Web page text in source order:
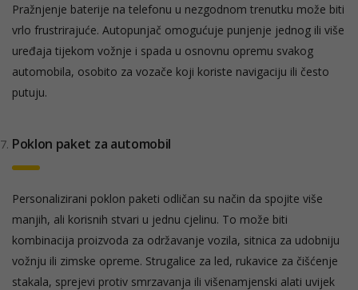
Pražnjenje baterije na telefonu u nezgodnom trenutku može biti
vrlo frustrirajuće. Autopunjač omogućuje punjenje jednog ili više
uređaja tijekom vožnje i spada u osnovnu opremu svakog
automobila, osobito za vozače koji koriste navigaciju ili često
putuju.
Poklon paket za automobil
Personalizirani poklon paketi odličan su način da spojite više
manjih, ali korisnih stvari u jednu cjelinu. To može biti
kombinacija proizvoda za održavanje vozila, sitnica za udobniju
vožnju ili zimske opreme. Strugalice za led, rukavice za čišćenje
stakala, sprejevi protiv smrzavanja ili višenamjenski alati uvijek